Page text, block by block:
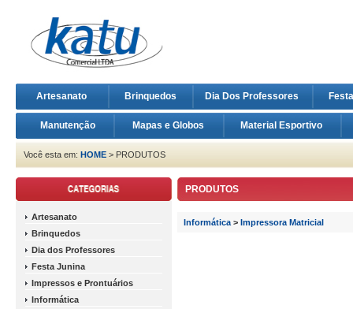
Artesanato Brinquedos Dia Dos Professores
Manutenção Mapas e Globos Material Esportivo
Você esta em: HOME > PRODUTOS
Artesanato
Brinquedos
Dia dos Professores
Festa Junina
Impressos e Prontuários
Informática
PRODUTOS
Informática > Impressora Matricial